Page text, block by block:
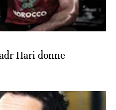
Hari donne